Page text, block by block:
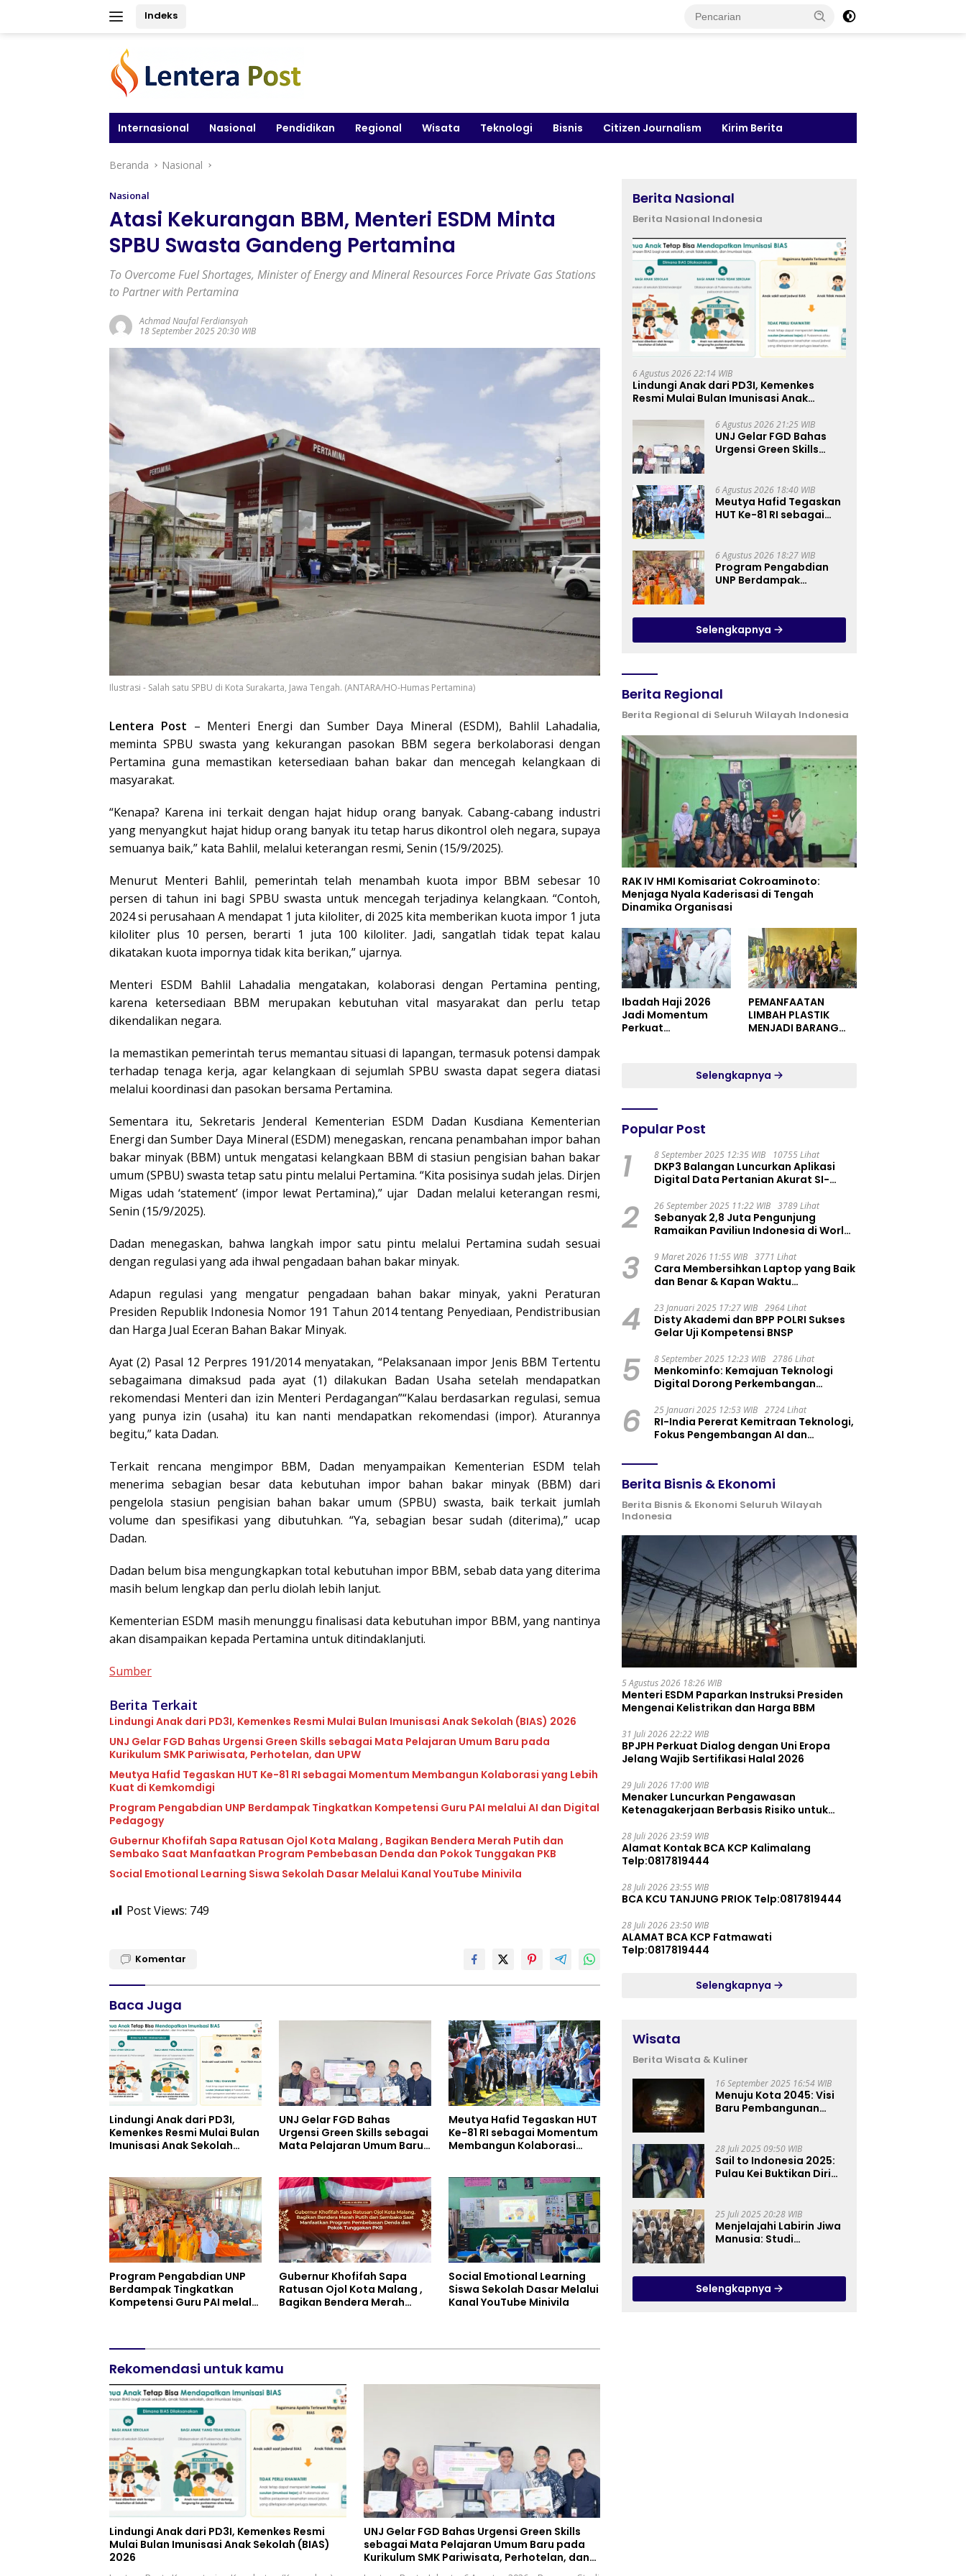
Indeks
Internasional Nasional Pendidikan Regional Wisata Teknologi Bisnis Citizen Journalism Kirim Berita
Beranda Nasional
Nasional
Atasi Kekurangan BBM, Menteri ESDM Minta
SPBU Swasta Gandeng Pertamina
To Overcome Fuel Shortages, Minister of Energy and Mineral Resources Force Private Gas Stations
to Partner with Pertamina
Achmad Naufal Ferdiansyah
18 September 2025 20:30 WIB
Ilustrasi - Salah satu SPBU di Kota Surakarta, Jawa Tengah. (ANTARA/HO-Humas Pertamina)
Lentera Post – Menteri Energi dan Sumber Daya Mineral (ESDM), Bahlil Lahadalia,
meminta SPBU swasta yang kekurangan pasokan BBM segera berkolaborasi dengan
Pertamina guna memastikan ketersediaan bahan bakar dan mencegah kelangkaan di
masyarakat.
“Kenapa? Karena ini terkait dengan hajat hidup orang banyak. Cabang-cabang industri
yang menyangkut hajat hidup orang banyak itu tetap harus dikontrol oleh negara, supaya
semuanya baik,” kata Bahlil, melalui keterangan resmi, Senin (15/9/2025).
Menurut Menteri Bahlil, pemerintah telah menambah kuota impor BBM sebesar 10
persen di tahun ini bagi SPBU swasta untuk mencegah terjadinya kelangkaan. “Contoh,
2024 si perusahaan A mendapat 1 juta kiloliter, di 2025 kita memberikan kuota impor 1 juta
kiloliter plus 10 persen, berarti 1 juta 100 kiloliter. Jadi, sangatlah tidak tepat kalau
dikatakan kuota impornya tidak kita berikan,” ujarnya.
Menteri ESDM Bahlil Lahadalia mengatakan, kolaborasi dengan Pertamina penting,
karena ketersediaan BBM merupakan kebutuhan vital masyarakat dan perlu tetap
dikendalikan negara.
Ia memastikan pemerintah terus memantau situasi di lapangan, termasuk potensi dampak
terhadap tenaga kerja, agar kelangkaan di sejumlah SPBU swasta dapat segera diatasi
melalui koordinasi dan pasokan bersama Pertamina.
Sementara itu, Sekretaris Jenderal Kementerian ESDM Dadan Kusdiana Kementerian
Energi dan Sumber Daya Mineral (ESDM) menegaskan, rencana penambahan impor bahan
bakar minyak (BBM) untuk mengatasi kelangkaan BBM di stasiun pengisian bahan bakar
umum (SPBU) swasta tetap satu pintu melalui Pertamina. “Kita posisinya sudah jelas. Dirjen
Migas udah ‘statement’ (impor lewat Pertamina),” ujar Dadan melalui keterangan resmi,
Senin (15/9/2025).
Dadan menegaskan, bahwa langkah impor satu pintu melalui Pertamina sudah sesuai
dengan regulasi yang ada ihwal pengadaan bahan bakar minyak.
Adapun regulasi yang mengatur pengadaan bahan bakar minyak, yakni Peraturan
Presiden Republik Indonesia Nomor 191 Tahun 2014 tentang Penyediaan, Pendistribusian
dan Harga Jual Eceran Bahan Bakar Minyak.
Ayat (2) Pasal 12 Perpres 191/2014 menyatakan, “Pelaksanaan impor Jenis BBM Tertentu
sebagaimana dimaksud pada ayat (1) dilakukan Badan Usaha setelah mendapatkan
rekomendasi Menteri dan izin Menteri Perdagangan”“Kalau berdasarkan regulasi, semua
yang punya izin (usaha) itu kan nanti mendapatkan rekomendasi (impor). Aturannya
begitu,” kata Dadan.
Terkait rencana mengimpor BBM, Dadan menyampaikan Kementerian ESDM telah
menerima sebagian besar data kebutuhan impor bahan bakar minyak (BBM) dari
pengelola stasiun pengisian bahan bakar umum (SPBU) swasta, baik terkait jumlah
volume dan spesifikasi yang dibutuhkan. “Ya, sebagian besar sudah (diterima),” ucap
Dadan.
Dadan belum bisa mengungkapkan total kebutuhan impor BBM, sebab data yang diterima
masih belum lengkap dan perlu diolah lebih lanjut.
Kementerian ESDM masih menunggu finalisasi data kebutuhan impor BBM, yang nantinya
akan disampaikan kepada Pertamina untuk ditindaklanjuti.
Sumber
Berita Terkait
Lindungi Anak dari PD3I, Kemenkes Resmi Mulai Bulan Imunisasi Anak Sekolah (BIAS) 2026
UNJ Gelar FGD Bahas Urgensi Green Skills sebagai Mata Pelajaran Umum Baru pada
Kurikulum SMK Pariwisata, Perhotelan, dan UPW
Meutya Hafid Tegaskan HUT Ke-81 RI sebagai Momentum Membangun Kolaborasi yang Lebih
Kuat di Kemkomdigi
Program Pengabdian UNP Berdampak Tingkatkan Kompetensi Guru PAI melalui AI dan Digital
Pedagogy
Gubernur Khofifah Sapa Ratusan Ojol Kota Malang , Bagikan Bendera Merah Putih dan
Sembako Saat Manfaatkan Program Pembebasan Denda dan Pokok Tunggakan PKB
Social Emotional Learning Siswa Sekolah Dasar Melalui Kanal YouTube Minivila
Post Views: 749
Komentar
Baca Juga
Lindungi Anak dari PD3I,
Kemenkes Resmi Mulai Bulan
Imunisasi Anak Sekolah
UNJ Gelar FGD Bahas
Urgensi Green Skills sebagai
Mata Pelajaran Umum Baru
UPW
Meutya Hafid Tegaskan HUT
Ke-81 RI sebagai Momentum
Membangun Kolaborasi
Program Pengabdian UNP
Berdampak Tingkatkan
Kompetensi Guru PAI melalui
Gubernur Khofifah Sapa
Ratusan Ojol Kota Malang ,
Bagikan Bendera Merah
Pokok Tunggakan PKB
Social Emotional Learning
Siswa Sekolah Dasar Melalui
Kanal YouTube Minivila
Rekomendasi untuk kamu
Lindungi Anak dari PD3I, Kemenkes Resmi
Mulai Bulan Imunisasi Anak Sekolah (BIAS)
2026
UNJ Gelar FGD Bahas Urgensi Green Skills
sebagai Mata Pelajaran Umum Baru pada
Kurikulum SMK Pariwisata, Perhotelan, dan
Berita Nasional
Berita Nasional Indonesia
6 Agustus 2026 22:14 WIB
Lindungi Anak dari PD3I, Kemenkes
Resmi Mulai Bulan Imunisasi Anak
6 Agustus 2026 21:25 WIB
UNJ Gelar FGD Bahas
Urgensi Green Skills
Kurikulum SMK
Pariwisata, Perhotelan,
dan UPW
6 Agustus 2026 18:40 WIB
Meutya Hafid Tegaskan
HUT Ke-81 RI sebagai
Kuat di Kemkomdigi
6 Agustus 2026 18:27 WIB
Program Pengabdian
UNP Berdampak
Digital Pedagogy
Selengkapnya
Berita Regional
Berita Regional di Seluruh Wilayah Indonesia
RAK IV HMI Komisariat Cokroaminoto:
Menjaga Nyala Kaderisasi di Tengah
Dinamika Organisasi
Ibadah Haji 2026
Jadi Momentum
Perkuat
PEMANFAATAN
LIMBAH PLASTIK
MENJADI BARANG
RESIDENCE
Selengkapnya
Popular Post
1 8 September 2025 12:35 WIB 10755 Lihat
DKP3 Balangan Luncurkan Aplikasi
Digital Data Pertanian Akurat SI-
2 26 September 2025 11:22 WIB 3789 Lihat
Sebanyak 2,8 Juta Pengunjung
Ramaikan Paviliun Indonesia di World
3 9 Maret 2026 11:55 WIB 3771 Lihat
Cara Membersihkan Laptop yang Baik
dan Benar & Kapan Waktu
4 23 Januari 2025 17:27 WIB 2964 Lihat
Disty Akademi dan BPP POLRI Sukses
Gelar Uji Kompetensi BNSP
5 8 September 2025 12:23 WIB 2786 Lihat
Menkominfo: Kemajuan Teknologi
Digital Dorong Perkembangan
6 25 Januari 2025 12:53 WIB 2724 Lihat
RI-India Pererat Kemitraan Teknologi,
Fokus Pengembangan AI dan
Berita Bisnis & Ekonomi
Berita Bisnis & Ekonomi Seluruh Wilayah
Indonesia
5 Agustus 2026 18:26 WIB
Menteri ESDM Paparkan Instruksi Presiden
Mengenai Kelistrikan dan Harga BBM
31 Juli 2026 22:22 WIB
BPJPH Perkuat Dialog dengan Uni Eropa
Jelang Wajib Sertifikasi Halal 2026
29 Juli 2026 17:00 WIB
Menaker Luncurkan Pengawasan
Ketenagakerjaan Berbasis Risiko untuk
28 Juli 2026 23:59 WIB
Alamat Kontak BCA KCP Kalimalang
Telp:0817819444
28 Juli 2026 23:55 WIB
BCA KCU TANJUNG PRIOK Telp:0817819444
28 Juli 2026 23:50 WIB
ALAMAT BCA KCP Fatmawati
Telp:0817819444
Selengkapnya
Wisata
Berita Wisata & Kuliner
16 September 2025 16:54 WIB
Menuju Kota 2045: Visi
Baru Pembangunan
28 Juli 2025 09:50 WIB
Sail to Indonesia 2025:
Pulau Kei Buktikan Diri
25 Juli 2025 20:28 WIB
Menjelajahi Labirin Jiwa
Manusia: Studi
Pandanaran di RSJ
Grhasia
Selengkapnya